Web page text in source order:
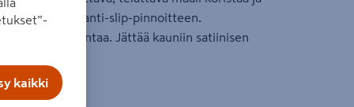
anti-slip-pinnoitteen.
tahmeaa pintaa. Jättää kauniin satiinisen
kaikki